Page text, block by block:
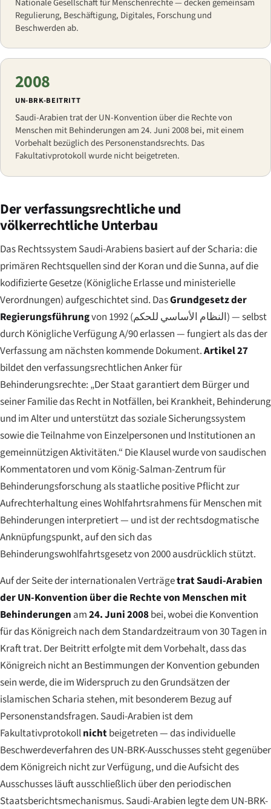
Nationale Gesellschaft für Menschenrechte — decken gemeinsam
Regulierung, Beschäftigung, Digitales, Forschung und
Beschwerden ab.
2008
UN-BRK-BEITRITT
Saudi-Arabien trat der UN-Konvention über die Rechte von
Menschen mit Behinderungen am 24. Juni 2008 bei, mit einem
Vorbehalt bezüglich des Personenstandsrechts. Das
Fakultativprotokoll wurde nicht beigetreten.
Der verfassungsrechtliche und
völkerrechtliche Unterbau
Das Rechtssystem Saudi-Arabiens basiert auf der Scharia: die
primären Rechtsquellen sind der Koran und die Sunna, auf die
kodifizierte Gesetze (Königliche Erlasse und ministerielle
Verordnungen) aufgeschichtet sind. DasGrundgesetz der
Regierungsführungvon 1992 (النظام الأساسي للحكم) — selbst
durch Königliche Verfügung A/90 erlassen — fungiert als das der
Verfassung am nächsten kommende Dokument.Artikel 27
bildet den verfassungsrechtlichen Anker für
Behinderungsrechte: „Der Staat garantiert dem Bürger und
seiner Familie das Recht in Notfällen, bei Krankheit, Behinderung
und im Alter und unterstützt das soziale Sicherungssystem
sowie die Teilnahme von Einzelpersonen und Institutionen an
gemeinnützigen Aktivitäten.“ Die Klausel wurde von saudischen
Kommentatoren und vom König-Salman-Zentrum für
Behinderungsforschung als staatliche positive Pflicht zur
Aufrechterhaltung eines Wohlfahrtsrahmens für Menschen mit
Behinderungen interpretiert — und ist der rechtsdogmatische
Anknüpfungspunkt, auf den sich das
Behinderungswohlfahrtsgesetz von 2000 ausdrücklich stützt.
Auf der Seite der internationalen Verträgetrat Saudi-Arabien
der UN-Konvention über die Rechte von Menschen mit
Behinderungen am24. Juni 2008bei, wobei die Konvention
für das Königreich nach dem Standardzeitraum von 30 Tagen in
Kraft trat. Der Beitritt erfolgte mit dem Vorbehalt, dass das
Königreich nicht an Bestimmungen der Konvention gebunden
sein werde, die im Widerspruch zu den Grundsätzen der
islamischen Scharia stehen, mit besonderem Bezug auf
Personenstandsfragen. Saudi-Arabien ist dem
Fakultativprotokollnichtbeigetreten — das individuelle
Beschwerdeverfahren des UN-BRK-Ausschusses steht gegenüber
dem Königreich nicht zur Verfügung, und die Aufsicht des
Ausschusses läuft ausschließlich über den periodischen
Staatsberichtsmechanismus. Saudi-Arabien legte dem UN-BRK-